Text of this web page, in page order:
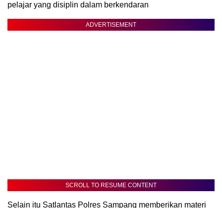
pelajar yang disiplin dalam berkendaran
ADVERTISEMENT
SCROLL TO RESUME CONTENT
Selain itu Satlantas Polres Sampang memberikan materi